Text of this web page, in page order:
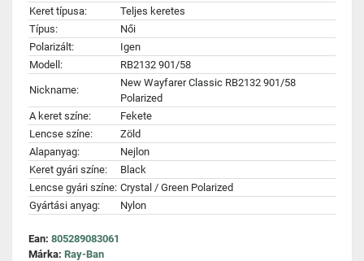
Keret típusa:
Teljes keretes
Típus:
Női
Polarizált:
Igen
Modell:
RB2132 901/58
Nickname:
New Wayfarer Classic RB2132 901/58
Polarized
A keret színe:
Fekete
Lencse színe:
Zöld
Alapanyag:
Nejlon
Keret gyári színe:
Black
Lencse gyári színe: Crystal / Green Polarized
Gyártási anyag:
Nylon
Ean: 805289083061
Márka: Ray-Ban